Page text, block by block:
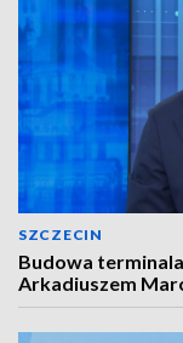
SZCZECIN
Budowa
Arkadiuszem